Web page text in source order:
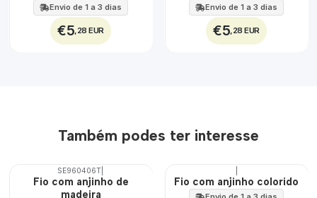
Envio de 1 a 3 dias
€5 ,28 EUR
Envio de 1 a 3 dias
€5 ,28 EUR
Também podes ter interesse
SE960406T
Fio com anjinho de
madeira
Fio com anjinho colorido